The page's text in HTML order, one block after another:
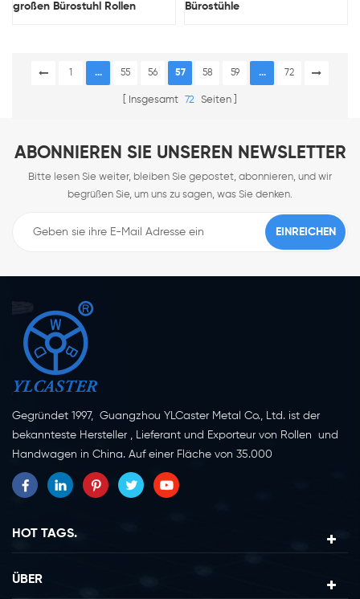
großen Bürostuhl Rollen
Bürostühle
... 55 56 57 58 59 ... 72
Insgesamt 72 Seiten
ABONNIEREN SIE UNSEREN NEWSLETTER
Bitte lesen Sie weiter, bleiben Sie gepostet, abonnieren, und wir
begrüßen Sie, um uns zu sagen, was Sie denken.
Gegründet 1997, Guangzhou YLCaster Metal Co., Ltd. ist der
bekannteste Hersteller , Lieferant und Exporteur von Rollen und
Handwagen in China. Auf einer Fläche von 35.000
Quadratmetern in der Stadt Yangjiang in der Provinz
Guangdong mit mehr als 20 Experten und etwa 150 Mitarbeitern,
Als professioneller Hersteller von Lenkrollen seit mehr als 20
Jahren ist unser Unternehmen auf die Erforschung, Konstruktion,
Herstellung und den Export von Lenkrollen spezialisiert. Derzeit
lassen sich unsere Produkte in zwei Hauptkategorien einteilen,
HOT TAGS.
ÜBER